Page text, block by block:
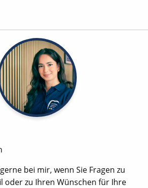
bei mir, wenn Sie Fragen zu
oder zu Ihren Wünschen für Ihre